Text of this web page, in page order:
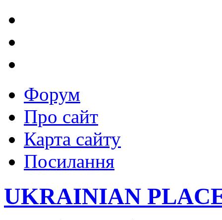
Форум
Про сайт
Карта сайту
Посилання
UKRAINIAN